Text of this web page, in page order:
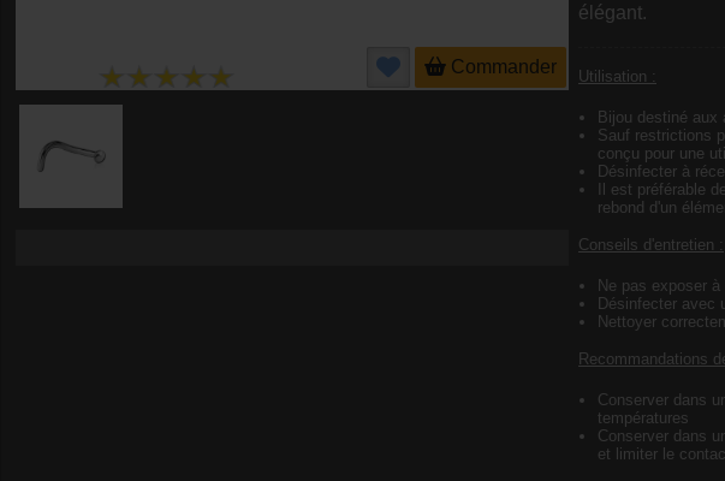
Commander
élégant.
Utilisation :
Bijou destiné
Sauf restrictions
conçu pour une
Désinfecter à
Il est préférable
rebond d'un
Conseils d'entretien :
Ne pas exposer
Désinfecter avec
Nettoyer
Recommandations
Conserver dans
températures
Conserver dans
et limiter le